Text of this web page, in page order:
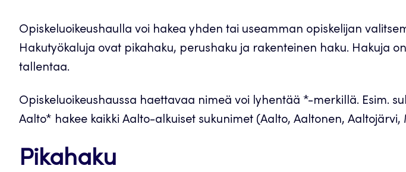
Opiskeluoikeushaulla voi hakea yhden tai useamman opiskelijan
Hakutyökaluja ovat pikahaku, perushaku ja rakenteinen haku. Hakuja
tallentaa.
Opiskeluoikeushaussa haettavaa nimeä voi lyhentää *-merkillä. Esim.
Aalto* hakee kaikki Aalto-alkuiset sukunimet (Aalto, Aaltonen,
Pikahaku